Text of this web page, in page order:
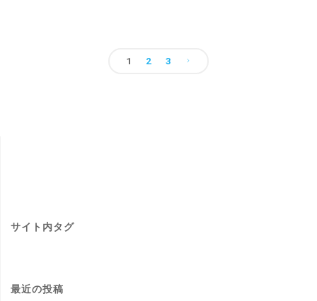
1 2 3
サイト内タグ
最近の投稿